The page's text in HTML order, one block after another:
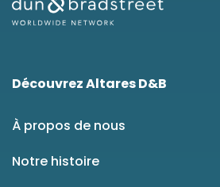
Découvrez Altares D&B
À propos de nous
Notre histoire